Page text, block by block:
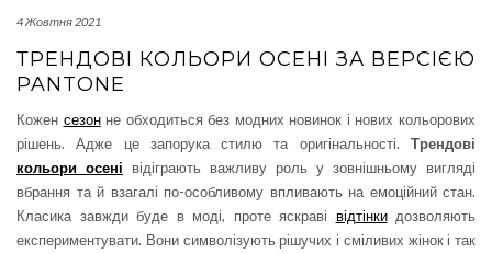
4 Жовтня 2021
ТРЕНДОВІ КОЛЬОРИ ОСЕНІ ЗА ВЕРСІЄЮ
PANTONE
Кожен сезонне обходиться без модних новинок і нових кольорових
рішень. Адже це запорука стилю та оригінальності. Трендові
кольори осені відіграють важливу роль у зовнішньому вигляді
вбрання та й взагалі по-особливому впливають на емоційний стан.
Класика завжди буде в моді, проте яскраві відтінкидозволяють
експериментувати. Вони символізують рішучих і сміливих жінок і так